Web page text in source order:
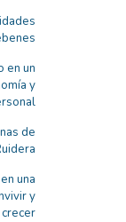
en un
y
de
una
y
crecer